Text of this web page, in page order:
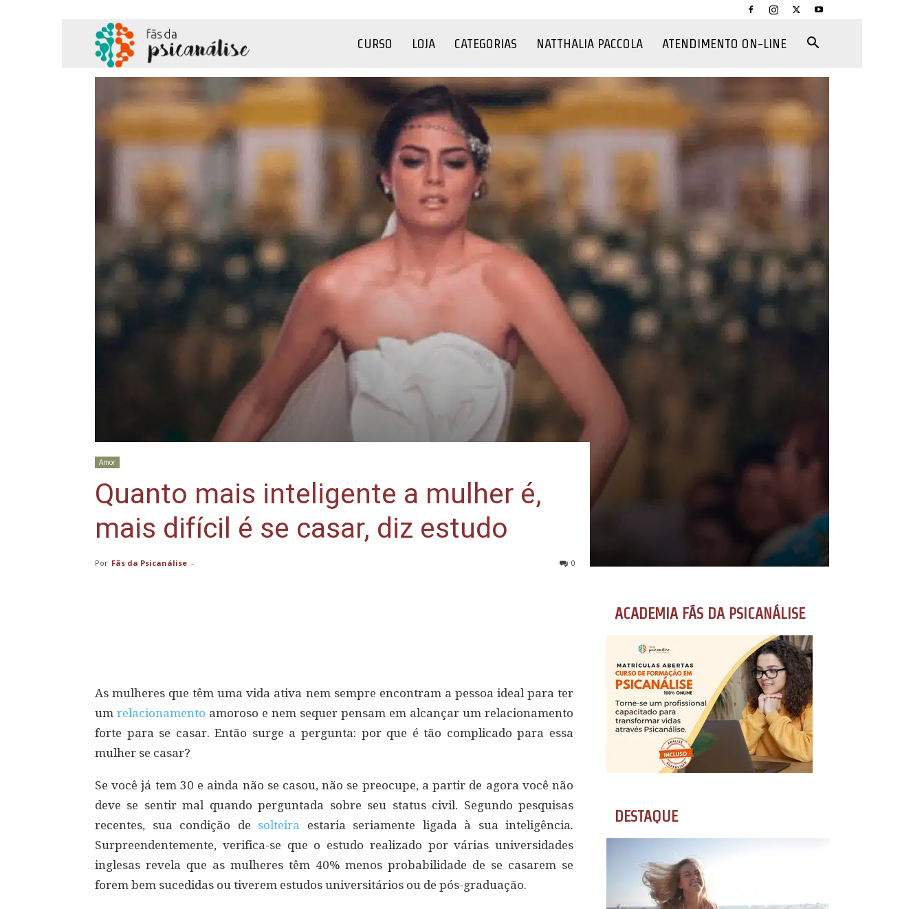
da
CURSO LOJA CATEGORIAS NATTHALIA PACCOLA ATENDIMENTO ON-LINE
Amor
Quanto mais inteligente a mulher é,
mais difícil é se casar, diz estudo
Por Fãs da Psicanálise - 0
As mulheres que têm uma vida ativa nem sempre encontram a pessoa ideal para ter
um relacionamento amoroso e nem sequer pensam em alcançar um relacionamento
forte para se casar. Então surge a pergunta: por que é tão complicado para essa
mulher se casar?
Se você já tem 30 e ainda não se casou, não se preocupe, a partir de agora você não
deve se sentir mal quando perguntada sobre seu status civil. Segundo pesquisas
recentes, sua condição de solteira estaria seriamente ligada à sua inteligência.
Surpreendentemente, verifica-se que o estudo realizado por várias universidades
inglesas revela que as mulheres têm 40% menos probabilidade de se casarem se
forem bem sucedidas ou tiverem estudos universitários ou de pós-graduação.
ACADEMIA FÃS DA PSICANÁLISE
DESTAQUE